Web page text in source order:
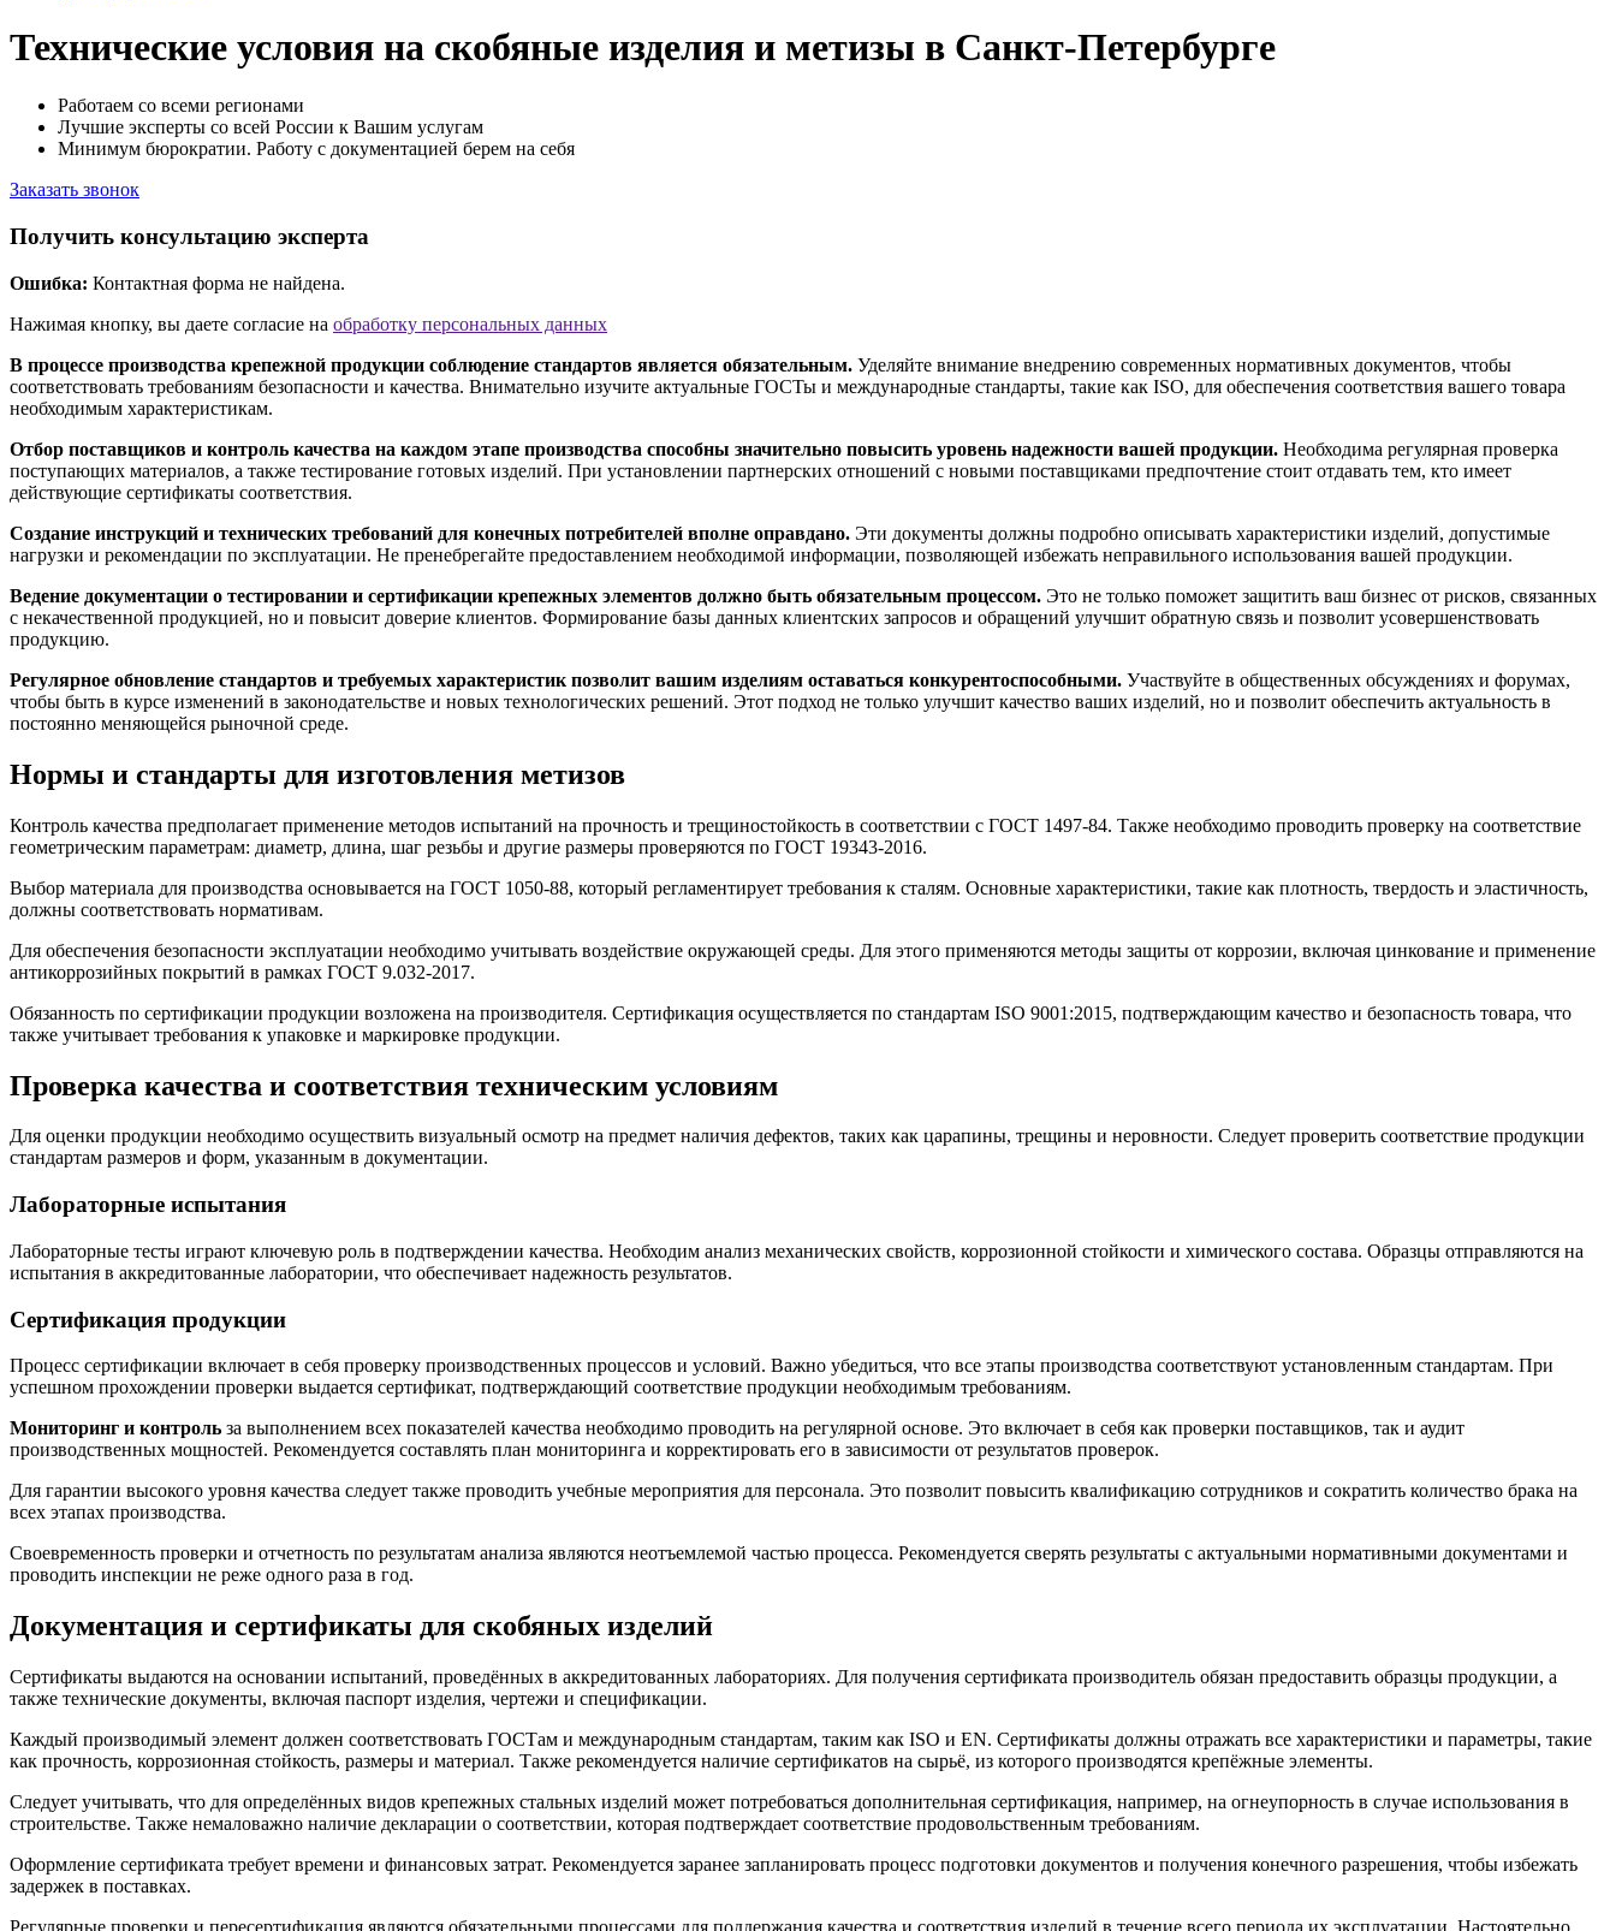
Технические условия на скобяные изделия и метизы в Санкт-Петербурге
Работаем со всеми регионами
Лучшие эксперты со всей России к Вашим услугам
Минимум бюрократии. Работу с документацией берем на себя
Заказать звонок
Получить консультацию эксперта
Ошибка: Контактная форма не найдена.
Нажимая кнопку, вы даете согласие на обработку персональных данных
В процессе производства крепежной продукции соблюдение стандартов является обязательным. Уделяйте внимание внедрению современных нормативных документов, чтобы
соответствовать требованиям безопасности и качества. Внимательно изучите актуальные ГОСТы и международные стандарты, такие как ISO, для обеспечения соответствия вашего товара
необходимым характеристикам.
Отбор поставщиков и контроль качества на каждом этапе производства способны значительно повысить уровень надежности вашей продукции. Необходима регулярная проверка
поступающих материалов, а также тестирование готовых изделий. При установлении партнерских отношений с новыми поставщиками предпочтение стоит отдавать тем, кто имеет
действующие сертификаты соответствия.
Создание инструкций и технических требований для конечных потребителей вполне оправдано. Эти документы должны подробно описывать характеристики изделий, допустимые
нагрузки и рекомендации по эксплуатации. Не пренебрегайте предоставлением необходимой информации, позволяющей избежать неправильного использования вашей продукции.
Ведение документации о тестировании и сертификации крепежных элементов должно быть обязательным процессом. Это не только поможет защитить ваш бизнес от рисков, связанных
с некачественной продукцией, но и повысит доверие клиентов. Формирование базы данных клиентских запросов и обращений улучшит обратную связь и позволит усовершенствовать
продукцию.
Регулярное обновление стандартов и требуемых характеристик позволит вашим изделиям оставаться конкурентоспособными. Участвуйте в общественных обсуждениях и форумах,
чтобы быть в курсе изменений в законодательстве и новых технологических решений. Этот подход не только улучшит качество ваших изделий, но и позволит обеспечить актуальность в
постоянно меняющейся рыночной среде.
Нормы и стандарты для изготовления метизов
Контроль качества предполагает применение методов испытаний на прочность и трещиностойкость в соответствии с ГОСТ 1497-84. Также необходимо проводить проверку на соответствие
геометрическим параметрам: диаметр, длина, шаг резьбы и другие размеры проверяются по ГОСТ 19343-2016.
Выбор материала для производства основывается на ГОСТ 1050-88, который регламентирует требования к сталям. Основные характеристики, такие как плотность, твердость и эластичность,
должны соответствовать нормативам.
Для обеспечения безопасности эксплуатации необходимо учитывать воздействие окружающей среды. Для этого применяются методы защиты от коррозии, включая цинкование и применение
антикоррозийных покрытий в рамках ГОСТ 9.032-2017.
Обязанность по сертификации продукции возложена на производителя. Сертификация осуществляется по стандартам ISO 9001:2015, подтверждающим качество и безопасность товара, что
также учитывает требования к упаковке и маркировке продукции.
Проверка качества и соответствия техническим условиям
Для оценки продукции необходимо осуществить визуальный осмотр на предмет наличия дефектов, таких как царапины, трещины и неровности. Следует проверить соответствие продукции
стандартам размеров и форм, указанным в документации.
Лабораторные испытания
Лабораторные тесты играют ключевую роль в подтверждении качества. Необходим анализ механических свойств, коррозионной стойкости и химического состава. Образцы отправляются на
испытания в аккредитованные лаборатории, что обеспечивает надежность результатов.
Сертификация продукции
Процесс сертификации включает в себя проверку производственных процессов и условий. Важно убедиться, что все этапы производства соответствуют установленным стандартам. При
успешном прохождении проверки выдается сертификат, подтверждающий соответствие продукции необходимым требованиям.
Мониторинг и контроль за выполнением всех показателей качества необходимо проводить на регулярной основе. Это включает в себя как проверки поставщиков, так и аудит
производственных мощностей. Рекомендуется составлять план мониторинга и корректировать его в зависимости от результатов проверок.
Для гарантии высокого уровня качества следует также проводить учебные мероприятия для персонала. Это позволит повысить квалификацию сотрудников и сократить количество брака на
всех этапах производства.
Своевременность проверки и отчетность по результатам анализа являются неотъемлемой частью процесса. Рекомендуется сверять результаты с актуальными нормативными документами и
проводить инспекции не реже одного раза в год.
Документация и сертификаты для скобяных изделий
Сертификаты выдаются на основании испытаний, проведённых в аккредитованных лабораториях. Для получения сертификата производитель обязан предоставить образцы продукции, а
также технические документы, включая паспорт изделия, чертежи и спецификации.
Каждый производимый элемент должен соответствовать ГОСТам и международным стандартам, таким как ISO и EN. Сертификаты должны отражать все характеристики и параметры, такие
как прочность, коррозионная стойкость, размеры и материал. Также рекомендуется наличие сертификатов на сырьё, из которого производятся крепёжные элементы.
Следует учитывать, что для определённых видов крепежных стальных изделий может потребоваться дополнительная сертификация, например, на огнеупорность в случае использования в
строительстве. Также немаловажно наличие декларации о соответствии, которая подтверждает соответствие продовольственным требованиям.
Оформление сертификата требует времени и финансовых затрат. Рекомендуется заранее запланировать процесс подготовки документов и получения конечного разрешения, чтобы избежать
задержек в поставках.